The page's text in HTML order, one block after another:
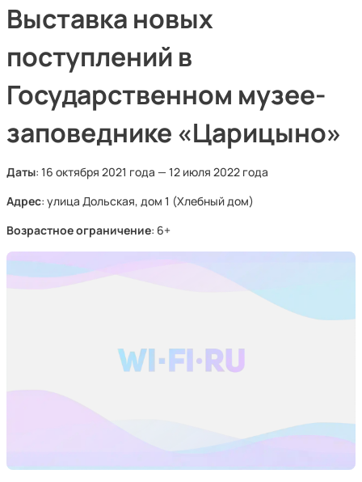
Выставка новых
поступлений в
Государственном музее-
заповеднике «Царицыно»
Даты: 16 октября 2021 года — 12 июля 2022 года
Адрес: улица Дольская, дом 1 (Хлебный дом)
Возрастное ограничение: 6+